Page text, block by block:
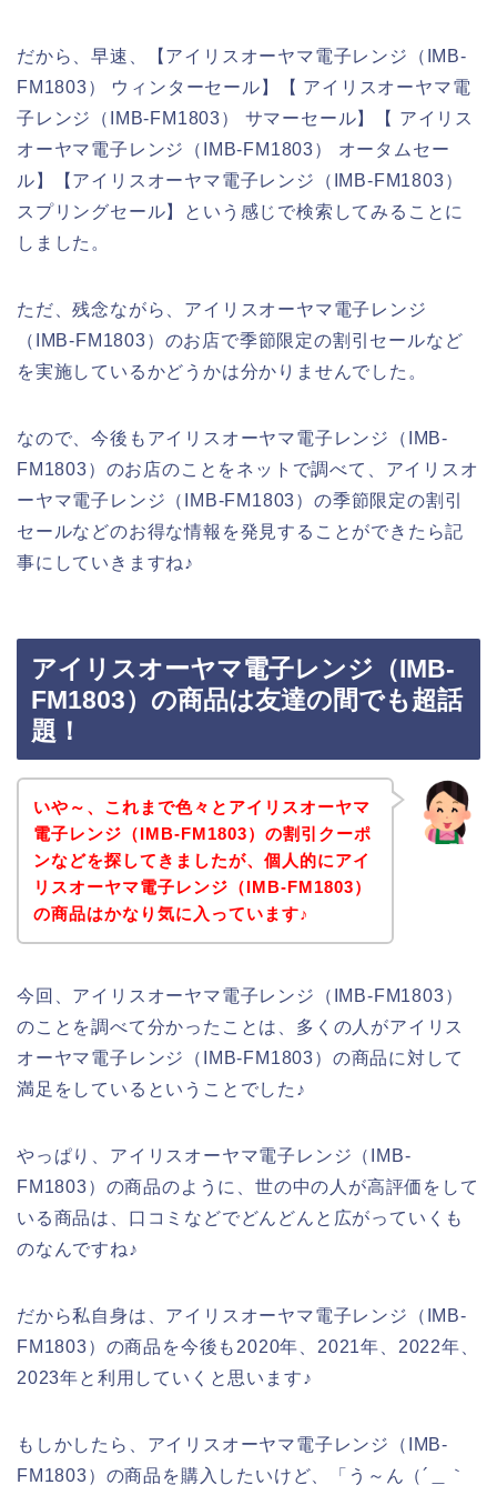
だから、早速、【アイリスオーヤマ電子レンジ（IMB-
FM1803） ウィンターセール】【 アイリスオーヤマ電
子レンジ（IMB-FM1803） サマーセール】【 アイリス
オーヤマ電子レンジ（IMB-FM1803） オータムセー
ル】【アイリスオーヤマ電子レンジ（IMB-FM1803）
スプリングセール】という感じで検索してみることに
しました。
ただ、残念ながら、アイリスオーヤマ電子レンジ
（IMB-FM1803）のお店で季節限定の割引セールなど
を実施しているかどうかは分かりませんでした。
なので、今後もアイリスオーヤマ電子レンジ（IMB-
FM1803）のお店のことをネットで調べて、アイリスオ
ーヤマ電子レンジ（IMB-FM1803）の季節限定の割引
セールなどのお得な情報を発見することができたら記
事にしていきますね♪
アイリスオーヤマ電子レンジ（IMB-
FM1803）の商品は友達の間でも超話
題！
いや～、これまで色々とアイリスオーヤマ
電子レンジ（IMB-FM1803）の割引クーポ
ンなどを探してきましたが、個人的にアイ
リスオーヤマ電子レンジ（IMB-FM1803）
の商品はかなり気に入っています♪
今回、アイリスオーヤマ電子レンジ（IMB-FM1803）
のことを調べて分かったことは、多くの人がアイリス
オーヤマ電子レンジ（IMB-FM1803）の商品に対して
満足をしているということでした♪
やっぱり、アイリスオーヤマ電子レンジ（IMB-
FM1803）の商品のように、世の中の人が高評価をして
いる商品は、口コミなどでどんどんと広がっていくも
のなんですね♪
だから私自身は、アイリスオーヤマ電子レンジ（IMB-
FM1803）の商品を今後も2020年、2021年、2022年、
2023年と利用していくと思います♪
もしかしたら、アイリスオーヤマ電子レンジ（IMB-
FM1803）の商品を購入したいけど、「う～ん（´＿｀